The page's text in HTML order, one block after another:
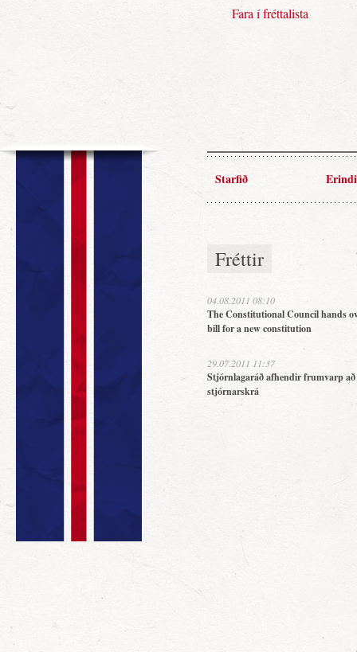
Fara í fréttalista
Starfið Erindi
Fréttir
04.08.2011 08:10
The Constitutional Council hands
bill for a new constitution
29.07.2011 11:37
Stjórnlagaráð afhendir frumvarp
stjórnarskrá